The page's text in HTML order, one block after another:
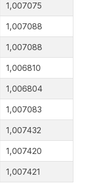
1,007075
1,007088
1,007088
1,006810
1,006804
1,007083
1,007432
1,007420
1,007421